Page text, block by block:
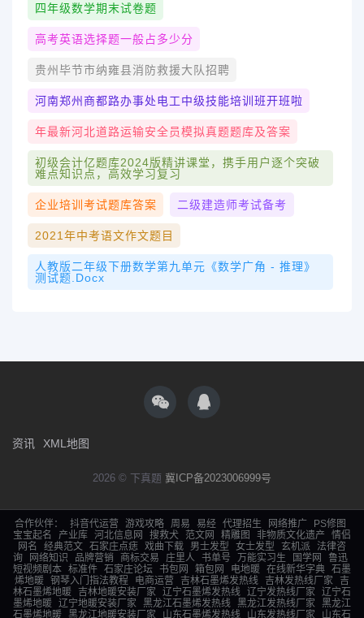
四年级数学期末试卷题
高考英语选择题一般占多少分
贵州毕节市纳雍县消防救援大队招聘
河南郑州商都路办事处电工中级技能培训班开班啦
年最新河北道路运输安全员模拟真题题库及答案
初级会计亿题库2024版精讲课堂，携手用户逐个突破
难点知识点，高效学习复习
企业培训考试题库答案 二级建造师考试备考
2021年中考语文作文题目
人教版二年级下册数学第九单元《数学广角 - 推理》
测试题.docx
资讯 XML地图
2026 © 下真题 冀ICP备2023006999号
合作伙伴： 抖音代运营 游戏攻略 周易 易经 代理招生 网络推广
PS修图
宝宝起名
产业库 河北信息网 搜救犬 范文网 精雕图 非物质文化遗产
情侣
网名
经典范文 石家庄点痣 戏曲下载 男士发型 女士发型 玄机派
法律咨
询
网络知识 品牌营销 商标交易 庄里人 书单号 万能实习生 国学网
鲁迅
短视频剧本 标准件 石家庄论坛 书包网 箱包网 电地暖 在线新华字典 石墨
烯地暖 钢琴入门指法教程 电商运营 吉林石墨烯发热线 吉林发热线厂家
吉
林石墨烯地暖
吉林地暖安装厂家 辽宁石墨烯发热线 辽宁发热线厂家
辽宁石
墨烯地暖 辽宁地暖安装厂家 黑龙江石墨烯发热线 黑龙江发热线厂家
黑龙江
石墨烯地暖 黑龙江地暖安装厂家 山东石墨烯发热线 山东发热线厂家 山东石